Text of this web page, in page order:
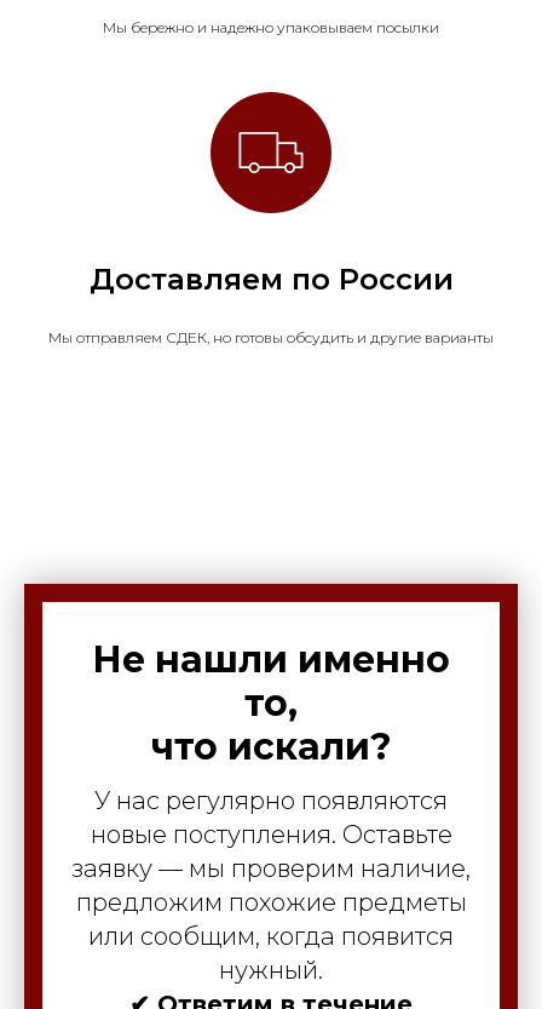
Мы бережно и надежно упаковываем посылки
Доставляем по России
Мы отправляем СДЕК, но готовы обсудить и другие варианты
Не нашли именно
то,
что искали?
У нас регулярно появляются
новые поступления. Оставьте
заявку — мы проверим наличие,
предложим похожие предметы
или сообщим, когда появится
нужный.